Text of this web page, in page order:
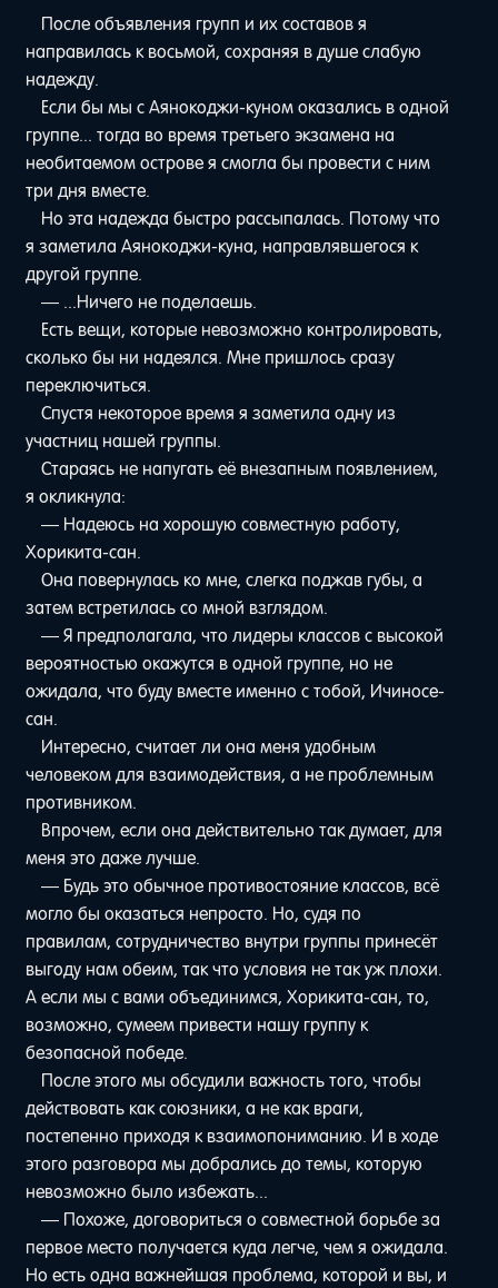
После объявления групп и их составов я
направилась к восьмой, сохраняя в душе слабую
надежду.
Если бы мы с Аянокоджи-куном оказались в одной
группе... тогда во время третьего экзамена на
необитаемом острове я смогла бы провести с ним
три дня вместе.
Но эта надежда быстро рассыпалась. Потому что
я заметила Аянокоджи-куна, направлявшегося к
другой группе.
— ...Ничего не поделаешь.
Есть вещи, которые невозможно контролировать,
сколько бы ни надеялся. Мне пришлось сразу
переключиться.
Спустя некоторое время я заметила одну из
участниц нашей группы.
Стараясь не напугать её внезапным появлением,
я окликнула:
— Надеюсь на хорошую совместную работу,
Хорикита-сан.
Она повернулась ко мне, слегка поджав губы, а
затем встретилась со мной взглядом.
— Я предполагала, что лидеры классов с высокой
вероятностью окажутся в одной группе, но не
ожидала, что буду вместе именно с тобой, Ичиносе-
сан.
Интересно, считает ли она меня удобным
человеком для взаимодействия, а не проблемным
противником.
Впрочем, если она действительно так думает, для
меня это даже лучше.
— Будь это обычное противостояние классов, всё
могло бы оказаться непросто. Но, судя по
правилам, сотрудничество внутри группы принесёт
выгоду нам обеим, так что условия не так уж плохи.
А если мы с вами объединимся, Хорикита-сан, то,
возможно, сумеем привести нашу группу к
безопасной победе.
После этого мы обсудили важность того, чтобы
действовать как союзники, а не как враги,
постепенно приходя к взаимопониманию. И в ходе
этого разговора мы добрались до темы, которую
невозможно было избежать...
— Похоже, договориться о совместной борьбе за
первое место получается куда легче, чем я ожидала.
Но есть одна важнейшая проблема, которой и вы, и